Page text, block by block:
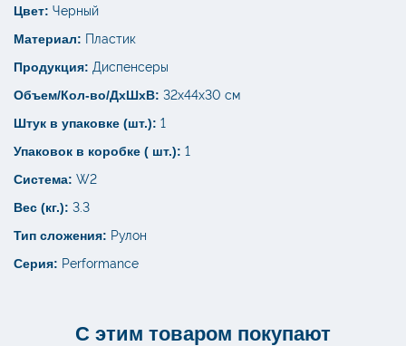
Цвет: Черный
Материал: Пластик
Продукция: Диспенсеры
Объем/Кол-во/ДхШхВ: 32х44х30 см
Штук в упаковке (шт.): 1
Упаковок в коробке ( шт.): 1
Система: W2
Вес (кг.): 3.3
Тип сложения: Рулон
Серия: Performance
С этим товаром покупают